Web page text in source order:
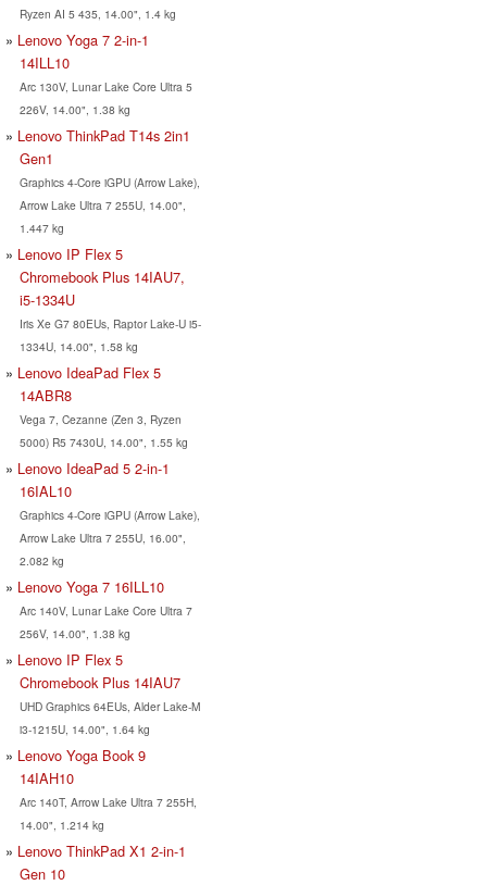
Ryzen AI 5 435, 14.00", 1.4 kg
Lenovo Yoga 7 2-in-1
14ILL10
Arc 130V, Lunar Lake Core Ultra 5
226V, 14.00", 1.38 kg
Lenovo ThinkPad T14s 2in1
Gen1
Graphics 4-Core iGPU (Arrow Lake),
Arrow Lake Ultra 7 255U, 14.00",
1.447 kg
Lenovo IP Flex 5
Chromebook Plus 14IAU7,
i5-1334U
Iris Xe G7 80EUs, Raptor Lake-U i5-
1334U, 14.00", 1.58 kg
Lenovo IdeaPad Flex 5
14ABR8
Vega 7, Cezanne (Zen 3, Ryzen
5000) R5 7430U, 14.00", 1.55 kg
Lenovo IdeaPad 5 2-in-1
16IAL10
Graphics 4-Core iGPU (Arrow Lake),
Arrow Lake Ultra 7 255U, 16.00",
2.082 kg
Lenovo Yoga 7 16ILL10
Arc 140V, Lunar Lake Core Ultra 7
256V, 14.00", 1.38 kg
Lenovo IP Flex 5
Chromebook Plus 14IAU7
UHD Graphics 64EUs, Alder Lake-M
i3-1215U, 14.00", 1.64 kg
Lenovo Yoga Book 9
14IAH10
Arc 140T, Arrow Lake Ultra 7 255H,
14.00", 1.214 kg
Lenovo ThinkPad X1 2-in-1
Gen 10